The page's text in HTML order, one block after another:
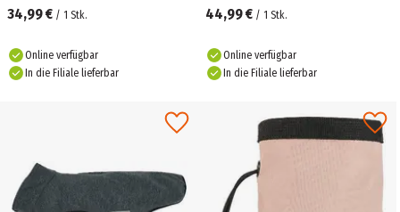
34,99 € / 1 Stk.
Online verfügbar
In die Filiale lieferbar
44,99 € / 1 Stk.
Online verfügbar
In die Filiale lieferbar